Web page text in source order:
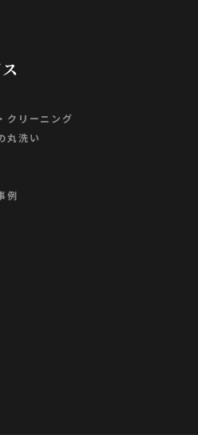
クリーニング
丸洗い
例